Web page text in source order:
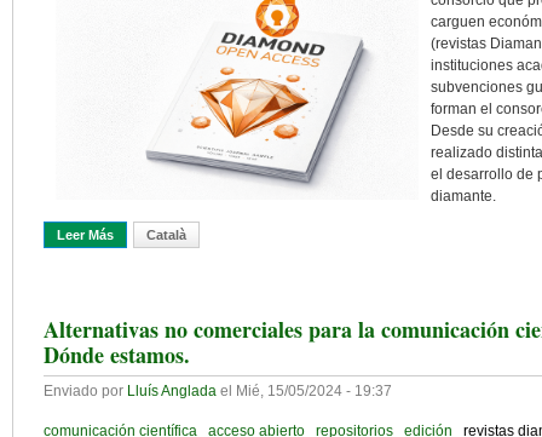
carguen
(revistas
instituciones
subvenciones
forman el
Desde su
realizado
el desarrollo de
diamante.
Leer Más Sobre Revistas DIAMANTE: Hacia Un Cambio En El Modelo De
Català
Alternativas no comerciales para la comunicación
Dónde estamos.
Enviado por Lluís Anglada el Mié, 15/05/2024 - 19:37
comunicación científica acceso abierto repositorios edición
revistas